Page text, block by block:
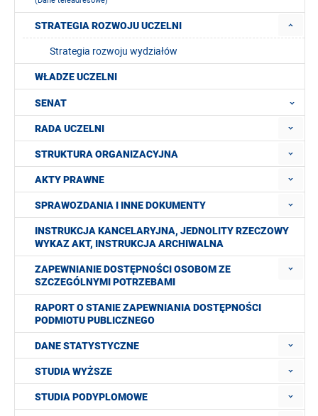
STRATEGIA ROZWOJU UCZELNI
Strategia rozwoju wydziałów
WŁADZE UCZELNI
SENAT
RADA UCZELNI
STRUKTURA ORGANIZACYJNA
AKTY PRAWNE
SPRAWOZDANIA I INNE DOKUMENTY
INSTRUKCJA KANCELARYJNA, JEDNOLITY RZECZOWY
WYKAZ AKT, INSTRUKCJA ARCHIWALNA
ZAPEWNIANIE DOSTĘPNOŚCI OSOBOM ZE
SZCZEGÓLNYMI POTRZEBAMI
RAPORT O STANIE ZAPEWNIANIA DOSTĘPNOŚCI
PODMIOTU PUBLICZNEGO
DANE STATYSTYCZNE
STUDIA WYŻSZE
STUDIA PODYPLOMOWE